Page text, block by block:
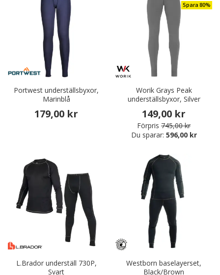
Portwest underställsbyxor,
Marinblå
179,00 kr
Spara 80%
Worik Grays Peak
underställsbyxor, Silver
149,00 kr
Förpris 745,00 kr
Du sparar: 596,00 kr
L.Brador underställ 730P,
Svart
Westborn baselayerset,
Black/Brown